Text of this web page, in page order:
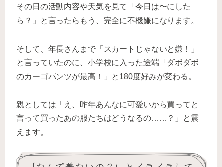
その日の活動内容や天気を見て「今日は〜にした
ら？」と言ったらもう、完全に不機嫌になります。
そして、年長さんまで「スカートじゃないと嫌！」
と言っていたのに、小学校に入った途端「ダボダボ
のカーゴパンツが最高！」と180度好みが変わる。
親としては「え、昨年あんなに可愛いから買ってと
言って買ったあの服たちはどうなるの……？」と震
えます。